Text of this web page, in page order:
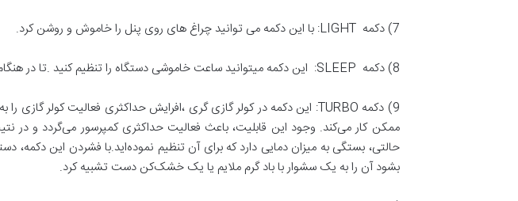
7) دکمه LIGHT: با این دکمه می توانید چراغ های روی پنل را خاموش و روشن کرد.
8) دکمه SLEEP: این دکمه میتوانید ساعت خاموشی دستگاه را تنظیم کنید .تا در هنگام خواب دمای مطلوبی بهرمند شویم.
ممکن کار می‌کند. وجود این قابلیت، باعث فعالیت حداکثری کمپرسور می‌گردد و
حالتی، بستگی به میزان دمایی دارد که برای آن تنظیم نموده‌اید.با فشردن این
بشود آن را به یک سشوار با باد گرم ملایم یا یک خشک‌کن دست تشبیه کرد.